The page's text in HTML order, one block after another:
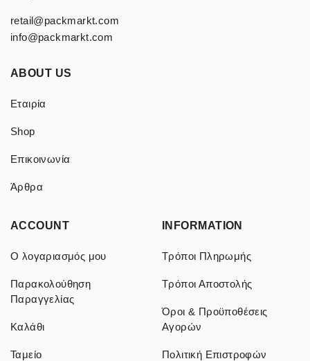
retail@packmarkt.com
info@packmarkt.com
ABOUT US
Εταιρία
Shop
Επικοινωνία
Άρθρα
ACCOUNT
Ο λογαριασμός μου
Παρακολούθηση
Παραγγελίας
Καλάθι
Ταμείο
INFORMATION
Τρόποι Πληρωμής
Τρόποι Αποστολής
Όροι & Προϋποθέσεις
Αγορών
Πολιτική Επιστροφών